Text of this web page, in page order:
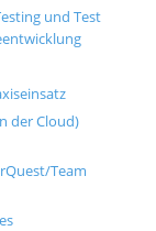
und Test
der Cloud)
Team